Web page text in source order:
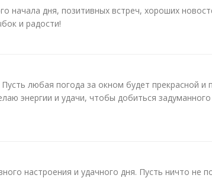
начала дня, позитивных встреч, хороших
и радости!
любая погода за окном будет прекрасной и
энергии и удачи, чтобы добиться задуманного
настроения и удачного дня. Пусть ничто не